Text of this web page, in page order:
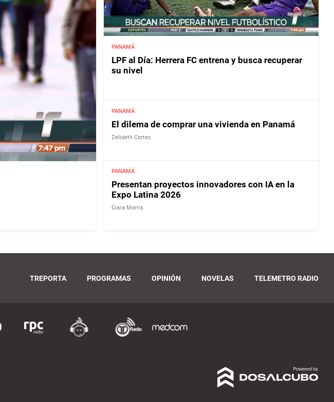
PANAMÁ
LPF al Día: Herrera FC entrena y busca recuperar
su nivel
PANAMÁ
El dilema de comprar una vivienda en Panamá
Zelideth Cortez
PANAMÁ
Presentan proyectos innovadores con IA en la
Expo Latina 2026
Ciara Morris
TREPORTA PROGRAMAS OPINIÓN NOVELAS TELEMETRO RADIO